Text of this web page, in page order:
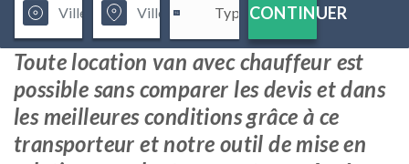
CONTINUER
Toute location van avec chauffeur est
possible sans comparer les devis et dans
les meilleures conditions grâce à ce
transporteur et notre outil de mise en